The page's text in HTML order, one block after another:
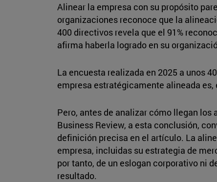
Alinear la empresa con su propósito
organizaciones reconoce que la
400 directivos revela que el 91%
afirma haberla logrado en su
La encuesta realizada en 2025 a unos
empresa estratégicamente alineada
Pero, antes de analizar cómo llegan los
Business Review, a esta conclusión,
definición precisa en el artículo. La
empresa, incluidas su estrategia de
por tanto, de un eslogan corporativo ni
resultado.